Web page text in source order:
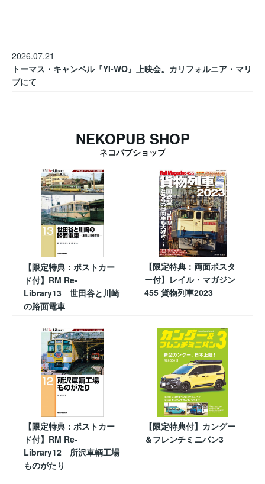
2026.07.21
トーマス・キャンベル『YI-WO』上映会。カリフォルニア・マリ
ブにて
NEKOPUB SHOP
ネコパブショップ
【限定特典：ポストカー
ド付】RM Re-
Library13 世田谷と川崎
の路面電車
【限定特典：両面ポスタ
ー付】レイル・マガジン
455 貨物列車2023
【限定特典：ポストカー
ド付】RM Re-
Library12 所沢車輌工場
ものがたり
【限定特典付】カングー
＆フレンチミニバン3